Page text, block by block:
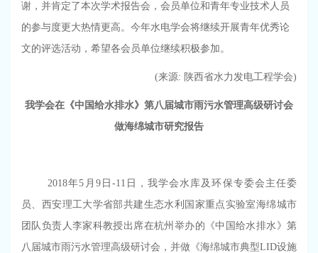
谢，并肯定了本次学术报告会，会员单位和青年专业技术人员
的参与度更大热情更高。今年水电学会将继续开展青年优秀论
文的评选活动，希望各会员单位继续积极参加。
(来源: 陕西省水力发电工程学会)
我学会在《中国给水排水》第八届城市雨污水管理高级研讨会
做海绵城市研究报告
2018年5 月 9日 -11 日，我学会水库及环保专委会主任委
员、西安理工大学省部共建生态水利国家重点实验室海绵城市
团队负责人李家科教授出席在杭州举办的《中国给水排水》第
八届城市雨污水管理高级研讨会，并做《海绵城市典型LID设施